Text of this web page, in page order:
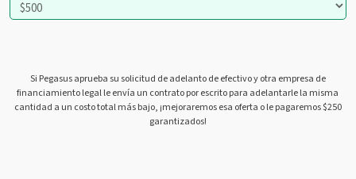
Si Pegasus aprueba su solicitud de adelanto de efectivo y otra empresa de
financiamiento legal le envía un contrato por escrito para adelantarle la misma
cantidad a un costo total más bajo, ¡mejoraremos esa oferta o le pagaremos $250
garantizados!